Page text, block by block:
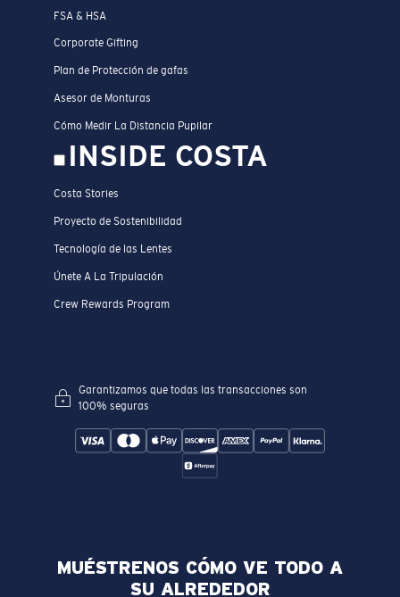
FSA & HSA
Corporate Gifting
Plan de Protección de gafas
Asesor de Monturas
Cómo Medir La Distancia Pupilar
INSIDE COSTA
Costa Stories
Proyecto de Sostenibilidad
Tecnología de las Lentes
Únete A La Tripulación
Crew Rewards Program
Garantizamos que todas las transacciones son
100% seguras
MUÉSTRENOS CÓMO VE TODO A
SU ALREDEDOR